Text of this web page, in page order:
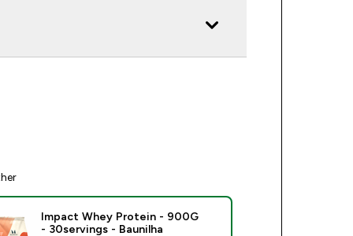
Impact Whey Protein - 900G
- 30servings - Baunilha